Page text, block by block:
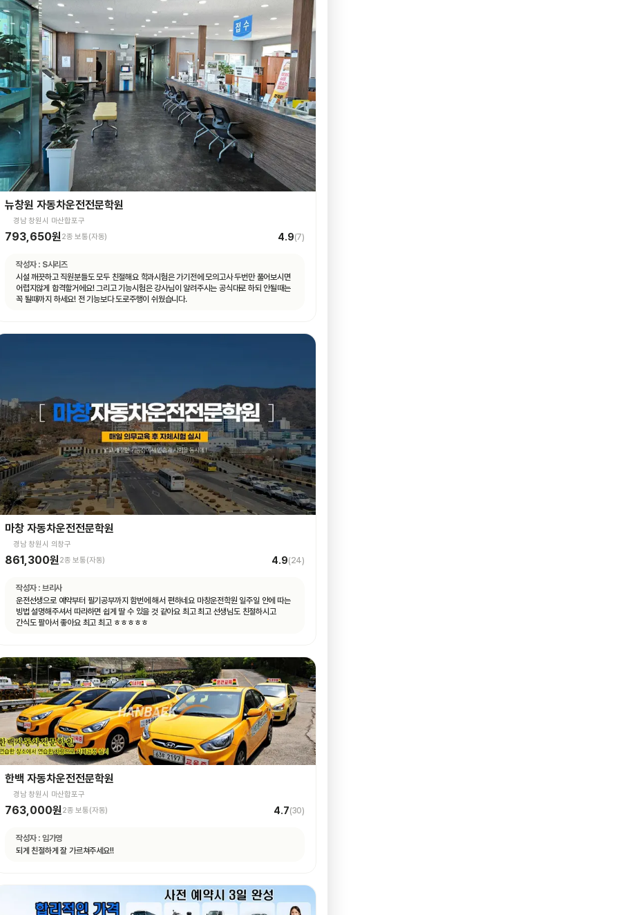
뉴창원 자동차운전전문학원
경남 창원시 마산합포구
793,650원2종 보통(자동) 4.9(7)
작성자 : S시리즈
시설 깨끗하고 직원분들도 모두 친절해요 학과시험은 가기전에 모의고사 두번만 풀어보시면
어렵지않게 합격할거에요! 그리고 기능시험은 강사님이 알려주시는 공식대로 하되 안될때는
꼭 될때까지 하세요! 전 기능보다 도로주행이 쉬웠습니다.
마창 자동차운전전문학원
경남 창원시 의창구
861,300원2종 보통(자동) 4.9(24)
작성자 : 브리사
운전선생으로 예약부터 필기공부까지 함번에 해서 편하네요 마창운전학원 일주일 안에 따는
빙법 설명해주셔서 따라하면 쉽게 딸 수 있을 것 같아요 최고 최고 선생님도 친절하시고
간식도 팔아서 좋아요 최고 최고 ㅎㅎㅎㅎㅎ
한백 자동차운전전문학원
경남 창원시 마산합포구
763,000원2종 보통(자동) 4.7(30)
작성자 : 임가영
되게 친절하게 잘 가르쳐주세요!!